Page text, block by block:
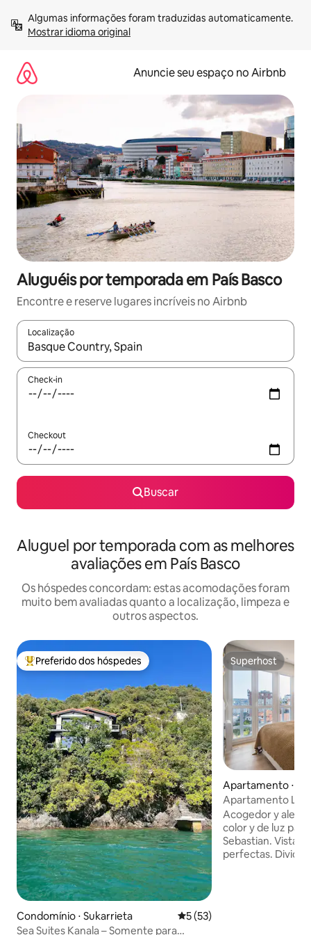
para
Mostrar idioma original
Anuncie seu espaço no Airbnb
Aluguéis por temporada em País Basco
Encontre e reserve lugares incríveis no Airbnb
Localização
Quando os resultados estiverem disponíveis, explore-os
Check-in
Checkout
Buscar
Aluguel por temporada com as melhores
avaliações em País Basco
Os hóspedes concordam: estas acomodações foram
muito bem avaliadas quanto a localização, limpeza e
outros aspectos.
Entre os melhores preferidos dos hóspedes
Preferido dos hóspedes
Condomínio ⋅ Sukarrieta 5 de uma avaliação média
5 (53)
Sea Suites Kanala – Somente para
Superhost
Superhost
Apartamento ⋅
n Sebastian
Apartamento La
estúdio La
Acogedor y
color y de luz
Sebastian. Vistas al mar.
perfectas.